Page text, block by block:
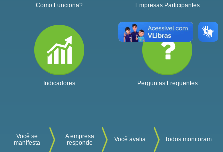
Como Funciona? Empresas Participantes
Indicadores Perguntas Frequentes
Você se
manifesta
A empresa
responde
Você avalia Todos monitoram